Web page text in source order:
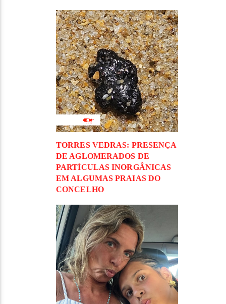
TORRES VEDRAS: PRESENÇA
DE AGLOMERADOS DE
PARTÍCULAS INORGÂNICAS
EM ALGUMAS PRAIAS DO
CONCELHO